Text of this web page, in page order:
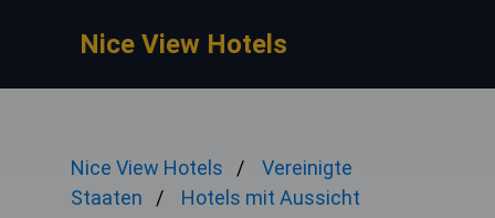
Nice View Hotels
Nice View Hotels
Vereinigte
Staaten
Hotels mit Aussicht